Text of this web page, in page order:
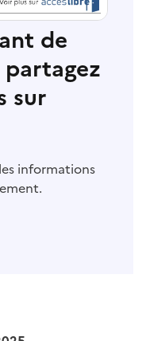
de
sur
informations